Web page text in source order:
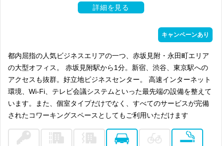
詳細を見る
キャンペーンあり
都内屈指の人気ビジネスエリアの一つ、赤坂見附・永田町エリア
の大型オフィス。 赤坂見附駅から1分。新宿、渋谷、東京駅への
アクセスも抜群。好立地ビジネスセンター。 高速インターネット
環境、Wi-Fi、テレビ会議システムといった最先端の設備を整えて
います。また、個室タイプだけでなく、すべてのサービスが完備
されたコワーキングスペースとしてもご利用いただけます